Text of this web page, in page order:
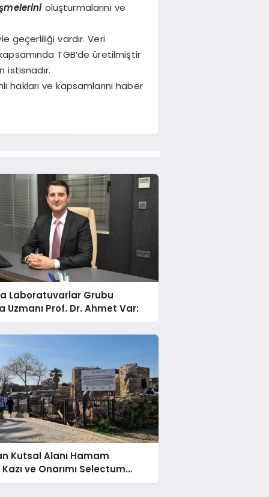
oluşturmalarını ve
geçerliliği vardır. Veri
TGB’de üretilmiştir
istisnadır.
ve kapsamlarını haber
Laboratuvarlar Grubu
Uzmanı Prof. Dr. Ahmet Var:
Kutsal Alanı Hamam
Kazı ve Onarımı Selectum
da Katkılarıyla